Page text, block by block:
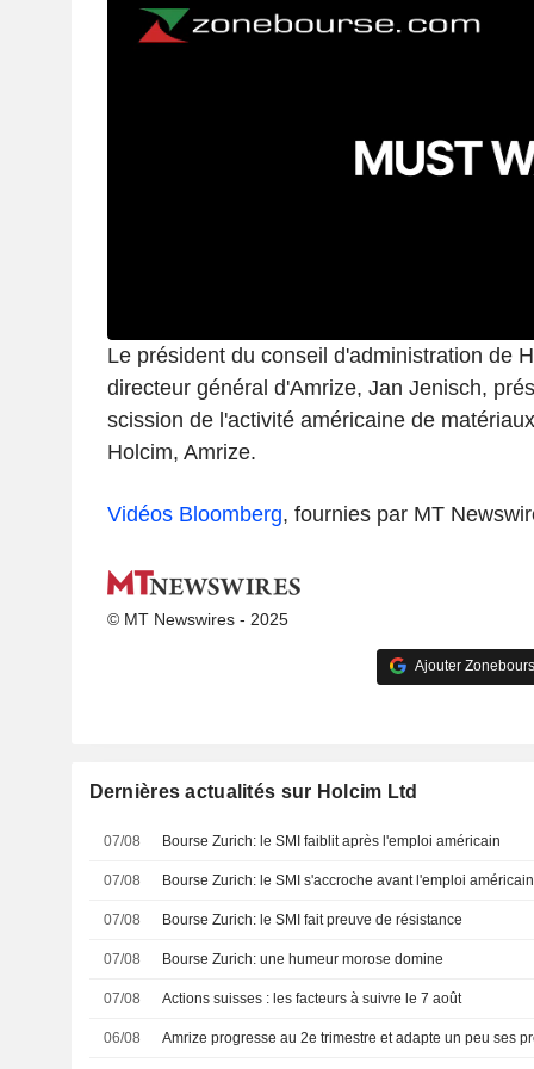
Le président du conseil d'administration de
directeur général d'Amrize, Jan Jenisch,
scission de l'activité américaine de
Holcim, Amrize.
Vidéos Bloomberg, fournies par MT
© MT Newswires - 2025
Ajouter
Dernières actualités sur Holcim Ltd
07/08 Bourse Zurich: le SMI faiblit après l'emploi américain
07/08 Bourse Zurich: le SMI s'accroche avant l'emploi américain
07/08 Bourse Zurich: le SMI fait preuve de résistance
07/08 Bourse Zurich: une humeur morose domine
07/08 Actions suisses : les facteurs à suivre le 7 août
06/08 Amrize progresse au 2e trimestre et adapte un peu ses